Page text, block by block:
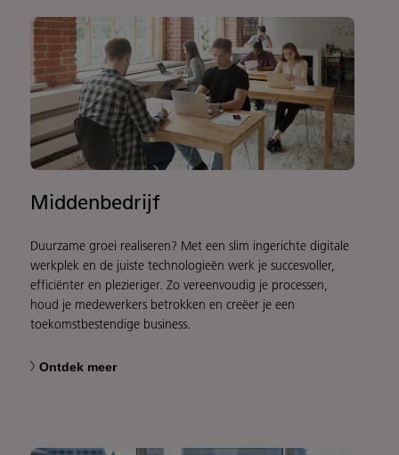
Middenbedrijf
Duurzame groei realiseren? Met een slim ingerichte digitale
werkplek en de juiste technologieën werk je succesvoller,
efficiënter en plezieriger. Zo vereenvoudig je processen,
houd je medewerkers betrokken en creëer je een
toekomstbestendige business.
Ontdek meer